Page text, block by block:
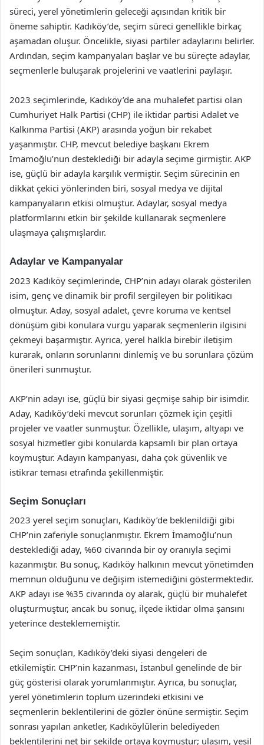
süreci, yerel yönetimlerin geleceği açısından kritik bir
öneme sahiptir. Kadıköy’de, seçim süreci genellikle birkaç
aşamadan oluşur. Öncelikle, siyasi partiler adaylarını belirler.
Ardından, seçim kampanyaları başlar ve bu süreçte adaylar,
seçmenlerle buluşarak projelerini ve vaatlerini paylaşır.
2023 seçimlerinde, Kadıköy’de ana muhalefet partisi olan
Cumhuriyet Halk Partisi (CHP) ile iktidar partisi Adalet ve
Kalkınma Partisi (AKP) arasında yoğun bir rekabet
yaşanmıştır. CHP, mevcut belediye başkanı Ekrem
İmamoğlu’nun desteklediği bir adayla seçime girmiştir. AKP
ise, güçlü bir adayla karşılık vermiştir. Seçim sürecinin en
dikkat çekici yönlerinden biri, sosyal medya ve dijital
kampanyaların etkisi olmuştur. Adaylar, sosyal medya
platformlarını etkin bir şekilde kullanarak seçmenlere
ulaşmaya çalışmışlardır.
Adaylar ve Kampanyalar
2023 Kadıköy seçimlerinde, CHP’nin adayı olarak gösterilen
isim, genç ve dinamik bir profil sergileyen bir politikacı
olmuştur. Aday, sosyal adalet, çevre koruma ve kentsel
dönüşüm gibi konulara vurgu yaparak seçmenlerin ilgisini
çekmeyi başarmıştır. Ayrıca, yerel halkla birebir iletişim
kurarak, onların sorunlarını dinlemiş ve bu sorunlara çözüm
önerileri sunmuştur.
AKP’nin adayı ise, güçlü bir siyasi geçmişe sahip bir isimdir.
Aday, Kadıköy’deki mevcut sorunları çözmek için çeşitli
projeler ve vaatler sunmuştur. Özellikle, ulaşım, altyapı ve
sosyal hizmetler gibi konularda kapsamlı bir plan ortaya
koymuştur. Adayın kampanyası, daha çok güvenlik ve
istikrar teması etrafında şekillenmiştir.
Seçim Sonuçları
2023 yerel seçim sonuçları, Kadıköy’de beklenildiği gibi
CHP’nin zaferiyle sonuçlanmıştır. Ekrem İmamoğlu’nun
desteklediği aday, %60 civarında bir oy oranıyla seçimi
kazanmıştır. Bu sonuç, Kadıköy halkının mevcut yönetimden
memnun olduğunu ve değişim istemediğini göstermektedir.
AKP adayı ise %35 civarında oy alarak, güçlü bir muhalefet
oluşturmuştur, ancak bu sonuç, ilçede iktidar olma şansını
yeterince desteklememiştir.
Seçim sonuçları, Kadıköy’deki siyasi dengeleri de
etkilemiştir. CHP’nin kazanması, İstanbul genelinde de bir
güç gösterisi olarak yorumlanmıştır. Ayrıca, bu sonuçlar,
yerel yönetimlerin toplum üzerindeki etkisini ve
seçmenlerin beklentilerini de gözler önüne sermiştir. Seçim
sonrası yapılan anketler, Kadıköylülerin belediyeden
beklentilerini net bir şekilde ortaya koymuştur; ulaşım, yeşil